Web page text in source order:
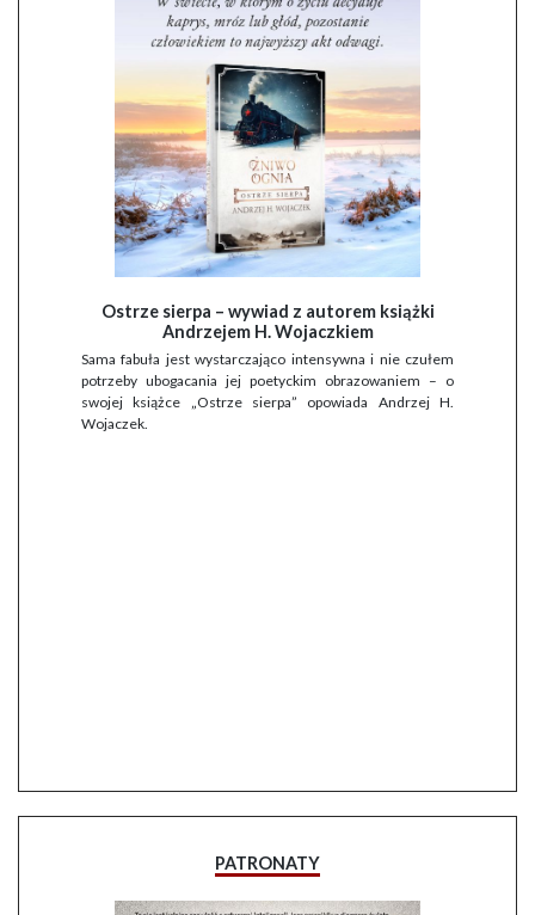
Ostrze sierpa – wywiad z autorem książki
Andrzejem H. Wojaczkiem
Sama fabuła jest wystarczająco intensywna i nie czułem
potrzeby ubogacania jej poetyckim obrazowaniem – o
swojej książce „Ostrze sierpa” opowiada Andrzej H.
Wojaczek.
PATRONATY